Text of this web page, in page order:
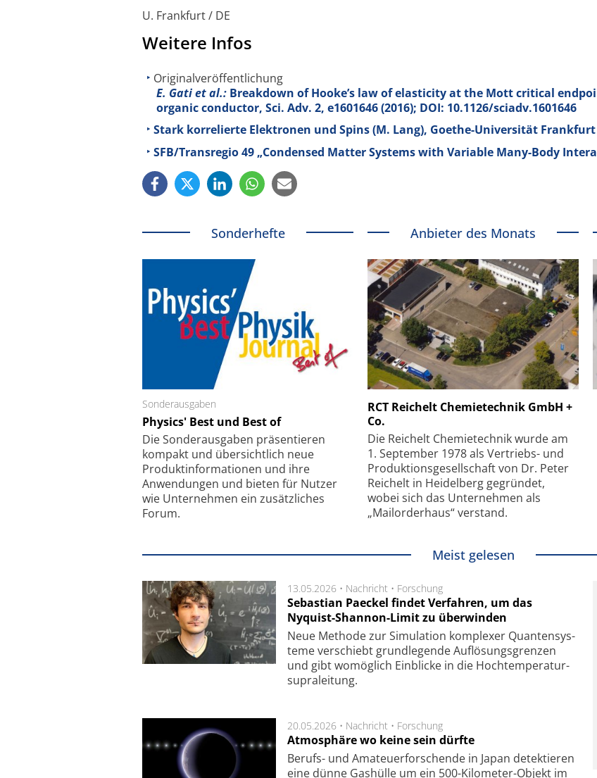
U. Frankfurt / DE
Weitere Infos
Originalveröffentlichung
E. Gati et al.: Breakdown of Hooke’s law of elasticity at the Mott critical
organic conductor, Sci. Adv. 2, e1601646 (2016); DOI: 10.1126/sciadv.1601646
Stark korrelierte Elektronen und Spins (M. Lang), Goethe-Universität Frankfurt
SFB/Transregio 49 „Condensed Matter Systems with Variable Many-Body
Sonderhefte
Sonderausgaben
Physics' Best und Best of
Die Sonder­ausgaben präsentieren
kompakt und übersichtlich neue
Produkt­informationen und ihre
Anwendungen und bieten für Nutzer
wie Unternehmen ein zusätzliches
Forum.
Anbieter des Monats
RCT Reichelt Chemietechnik GmbH +
Co.
Die Reichelt Chemietechnik wurde am
1. September 1978 als Vertriebs- und
Produktionsgesellschaft von Dr. Peter
Reichelt in Heidelberg gegründet,
wobei sich das Unternehmen als
„Mailorderhaus“ verstand.
Faserkoppler mit Super-
Feinfokussierungsmechanismus
SmarAct GmbH
kleinstem Raum
Meist gelesen
13.05.2026 • Nachricht • Forschung
Sebastian Paeckel findet Verfahren, um das
Nyquist-Shannon-Limit zu überwinden
Neue Methode zur Simu­la­tion kom­ple­xer Quan­ten­sys­
te­me ver­schiebt grund­le­gen­de Auf­lösungs­gren­zen
und gibt wo­mög­lich Ein­blicke in die Hoch­tempe­ra­tur­
supra­lei­tung.
20.05.2026 • Nachricht • Forschung
Atmosphäre wo keine sein dürfte
Berufs- und Ama­teuer­for­schen­de in Japan de­tek­tie­ren
eine dün­ne Gas­hül­le um ein 500-Kilo­meter-Objekt im